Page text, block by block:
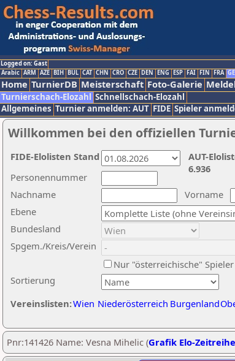
Logged on: Gast
Arabic ARM AZE BIH BUL CAT CHN CRO CZE DEN ENG ESP FAI FIN FRA
Home TurnierDB Meisterschaft Foto-Galerie
Turnierschach-Elozahl Schnellschach-Elozahl
Allgemeines Turnier anmelden: AUT FIDE Spieler
Willkommen bei den offiziellen
Nachname
Vorname
Ebene
Sortierung
Personennummer
Bundesland
Spgem./Kreis/Verein
Nur "österreichische" Spieler
Vereinslisten:Wien Niederösterreich Burgenland
AUT-
6.936
FIDE-Elolisten Stand
Pnr:141426 Name: Vesna Mihelic (Grafik Elo-Zeitreihe